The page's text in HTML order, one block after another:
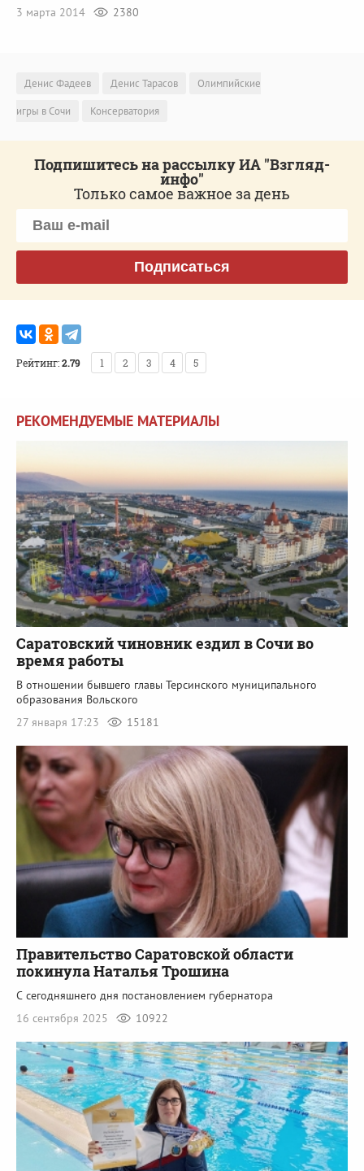
3 марта 2014 2380
Денис Фадеев Денис Тарасов
Олимпийские
игры в Сочи
Консерватория
Подпишитесь на рассылку ИА "Взгляд-
инфо"
Только самое важное за день
Подписаться
Рейтинг:2.79 1 2 3 4 5
РЕКОМЕНДУЕМЫЕ МАТЕРИАЛЫ
Саратовский чиновник ездил в Сочи во
время работы
В отношении бывшего главы Терсинского муниципального
образования Вольского
27 января 17:23
15181
Правительство Саратовской области
покинула Наталья Трошина
С сегодняшнего дня постановлением губернатора
16 сентября 2025
10922